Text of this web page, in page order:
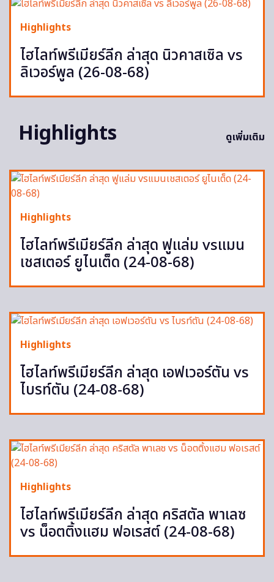
Highlights
ไฮไลท์พรีเมียร์ลีก ล่าสุด นิวคาสเซิล vs
ลิเวอร์พูล (26-08-68)
Highlights ดูเพิ่มเติม
Highlights
ไฮไลท์พรีเมียร์ลีก ล่าสุด ฟูแล่ม vsแมน
เชสเตอร์ ยูไนเต็ด (24-08-68)
Highlights
ไฮไลท์พรีเมียร์ลีก ล่าสุด เอฟเวอร์ตัน vs
ไบรท์ตัน (24-08-68)
Highlights
ไฮไลท์พรีเมียร์ลีก ล่าสุด คริสตัล พาเลซ
vs น็อตติ้งแฮม ฟอเรสต์ (24-08-68)